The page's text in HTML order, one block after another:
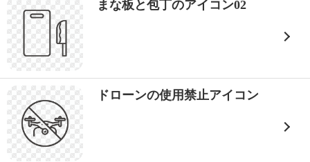
まな板と包丁のアイコン02
ドローンの使用禁止アイコン